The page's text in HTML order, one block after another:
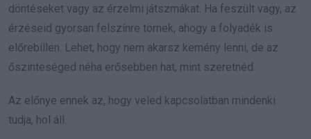
döntéseket vagy az érzelmi játszmákat. Ha feszült vagy, az
érzéseid gyorsan felszínre törnek, ahogy a folyadék is
előrebillen. Lehet, hogy nem akarsz kemény lenni, de az
őszinteséged néha erősebben hat, mint szeretnéd.
Az előnye ennek az, hogy veled kapcsolatban mindenki
tudja, hol áll.